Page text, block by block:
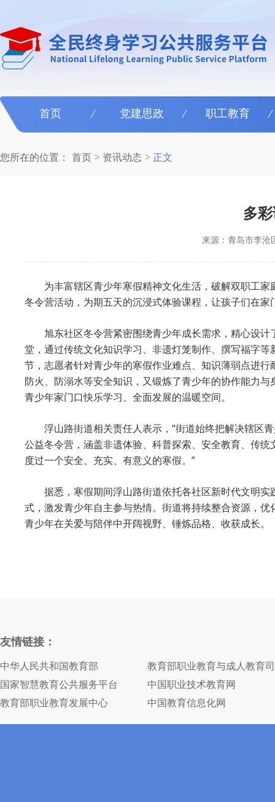
首页 党建思政 职工教育
您所在的位置： 首页 资讯动态 正文
多
来源：青岛市李
为丰富辖区青少年寒假精神文化生活，破解双职工
冬令营活动，为期五天的沉浸式体验课程，让孩子们在
旭东社区冬令营紧密围绕青少年成长需求，精心设
堂，通过传统文化知识学习、非遗灯笼制作、撰写福字
节，志愿者针对青少年的寒假作业难点、知识薄弱点进
防火、防溺水等安全知识，又锻炼了青少年的协作能力
青少年家门口快乐学习、全面发展的温暖空间。
浮山路街道相关责任人表示，“街道始终把解决辖区
公益冬令营，涵盖非遗体验、科普探索、安全教育、传
度过一个安全、充实、有意义的寒假。”
据悉，寒假期间浮山路街道依托各社区新时代文明
式，激发青少年自主参与热情。街道将持续整合资源，
青少年在关爱与陪伴中开阔视野、锤炼品格、收获成长。
友情链接：
中华人民共和国教育部
教育部职业教育与成人教育司
国家智慧教育公共服务平台
中国职业技术教育网
教育部职业教育发展中心
中国教育信息化网